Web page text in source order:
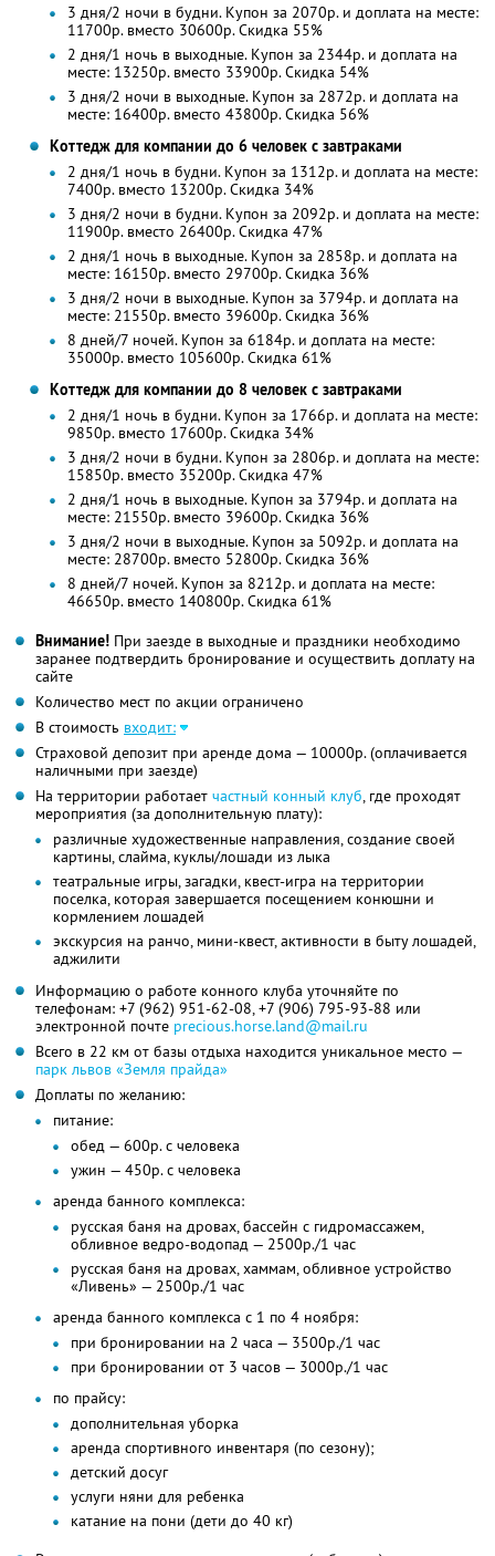
3 дня/2 ночи в будни. Купон за 2070р. и доплата на месте:
11700р. вместо 30600р. Скидка 55%
2 дня/1 ночь в выходные. Купон за 2344р. и доплата на
месте: 13250р. вместо 33900р. Скидка 54%
3 дня/2 ночи в выходные. Купон за 2872р. и доплата на
месте: 16400р. вместо 43800р. Скидка 56%
Коттедж для компании до 6 человек с завтраками
2 дня/1 ночь в будни. Купон за 1312р. и доплата на месте:
7400р. вместо 13200р. Скидка 34%
3 дня/2 ночи в будни. Купон за 2092р. и доплата на месте:
11900р. вместо 26400р. Скидка 47%
2 дня/1 ночь в выходные. Купон за 2858р. и доплата на
месте: 16150р. вместо 29700р. Скидка 36%
3 дня/2 ночи в выходные. Купон за 3794р. и доплата на
месте: 21550р. вместо 39600р. Скидка 36%
8 дней/7 ночей. Купон за 6184р. и доплата на месте:
35000р. вместо 105600р. Скидка 61%
Коттедж для компании до 8 человек с завтраками
2 дня/1 ночь в будни. Купон за 1766р. и доплата на месте:
9850р. вместо 17600р. Скидка 34%
3 дня/2 ночи в будни. Купон за 2806р. и доплата на месте:
15850р. вместо 35200р. Скидка 47%
2 дня/1 ночь в выходные. Купон за 3794р. и доплата на
месте: 21550р. вместо 39600р. Скидка 36%
3 дня/2 ночи в выходные. Купон за 5092р. и доплата на
месте: 28700р. вместо 52800р. Скидка 36%
8 дней/7 ночей. Купон за 8212р. и доплата на месте:
46650р. вместо 140800р. Скидка 61%
Внимание! При заезде в выходные и праздники необходимо
заранее подтвердить бронирование и осуществить доплату на
сайте
Количество мест по акции ограничено
В стоимость входит:
Страховой депозит при аренде дома — 10000р. (оплачивается
наличными при заезде)
На территории работает частный конный клуб, где проходят
мероприятия (за дополнительную плату):
различные художественные направления, создание своей
картины, слайма, куклы/лошади из лыка
театральные игры, загадки, квест-игра на территории
поселка, которая завершается посещением конюшни и
кормлением лошадей
экскурсия на ранчо, мини-квест, активности в быту лошадей,
аджилити
Информацию о работе конного клуба уточняйте по
телефонам: +7 (962) 951-62-08, +7 (906) 795-93-88 или
электронной почте precious.horse.land@mail.ru
Всего в 22 км от базы отдыха находится уникальное место —
парк львов «Земля прайда»
Доплаты по желанию:
питание:
обед — 600р. с человека
ужин — 450р. с человека
аренда банного комплекса:
русская баня на дровах, бассейн с гидромассажем,
обливное ведро-водопад — 2500р./1 час
русская баня на дровах, хаммам, обливное устройство
«Ливень» — 2500р./1 час
аренда банного комплекса с 1 по 4 ноября:
при бронировании на 2 часа — 3500р./1 час
при бронировании от 3 часов — 3000р./1 час
по прайсу:
дополнительная уборка
аренда спортивного инвентаря (по сезону);
детский досуг
услуги няни для ребенка
катание на пони (дети до 40 кг)